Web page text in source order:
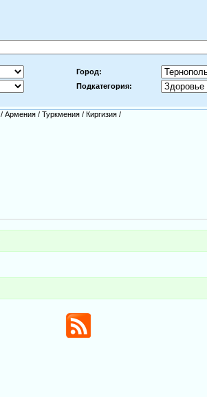
Город:
Подкатегория:
/ Армения / Туркмения / Киргизия /